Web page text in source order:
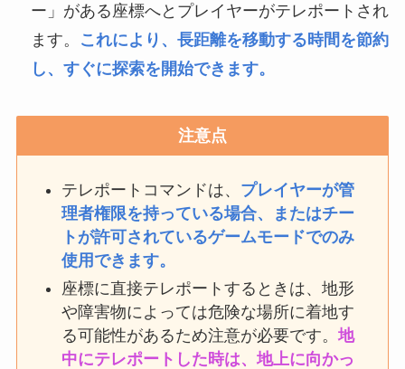
ー」がある座標へとプレイヤーがテレポートされ
ます。
これにより、長距離を移動する時間を節約
し、すぐに探索を開始できます。
注意点
テレポートコマンドは、 プレイヤーが管
理者権限を持っている場合、またはチー
トが許可されているゲームモードでのみ
使用できます。
座標に直接テレポートするときは、地形
や障害物によっては危険な場所に着地す
る可能性があるため注意が必要です。地
中にテレポートした時は、地上に向かっ